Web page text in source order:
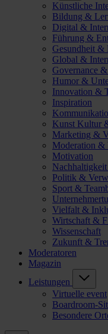
Künstliche
Bildung &
Digital &
Führung &
Gesundheit &
Global &
Governance
Humor &
Innovation &
Inspiration
Kunst Kultur
Marketing &
Moderation &
Motivation
Politik &
Sport &
Vielfalt &
Wirtschaft &
Wissenschaft
Zukunft &
Moderatoren
Magazin
Leistungen
Virtuelle event
Boardroom-
Besondere